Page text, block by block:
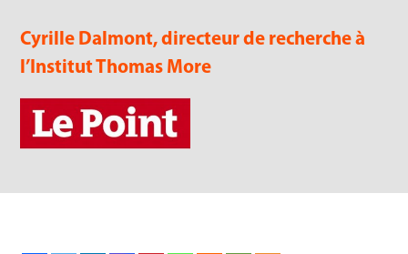
Cyrille Dalmont, directeur de recherche à
l’Institut Thomas More